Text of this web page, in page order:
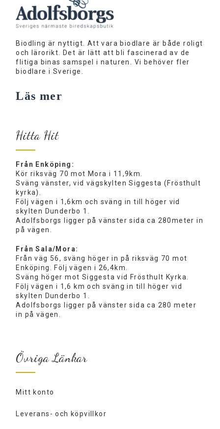
Biodling är nyttigt. Att vara biodlare är både roligt
och lärorikt. Det är lätt att bli fascinerad av de
flitiga binas samspel i naturen. Vi behöver fler
biodlare i Sverige.
Läs mer
Hitta Hit
Från Enköping:
Kör riksväg 70 mot Mora i 11,9km.
Sväng vänster, vid vägskylten Siggesta (Frösthult
kyrka).
Följ vägen i 1,6km och sväng in till höger vid
skylten Dunderbo 1.
Adolfsborgs ligger på vänster sida ca 280meter in
på vägen.
Från Sala/Mora:
Från väg 56, sväng höger in på riksväg 70 mot
Enköping. Följ vägen i 26,4km.
Sväng höger mot Siggesta vid Frösthult Kyrka.
Följ vägen i 1,6 km och sväng in till höger vid
skylten Dunderbo 1.
Adolfsborgs ligger på vänster sida ca 280 meter
in på vägen.
Övriga Länkar
Mitt konto
Leverans- och köpvillkor